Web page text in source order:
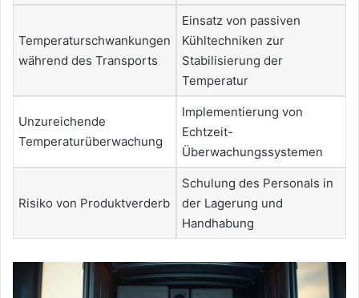
Temperaturschwankungen
während des Transports
Einsatz von passiven
Kühltechniken zur
Stabilisierung der
Temperatur
Unzureichende
Temperaturüberwachung
Implementierung von
Echtzeit-
Überwachungssystemen
Risiko von Produktverderb
Schulung des Personals in
der Lagerung und
Handhabung